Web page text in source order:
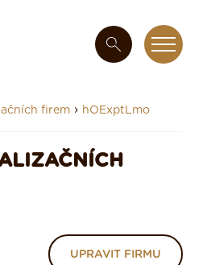
firem › hOExptLmo
UPRAVIT FIRMU